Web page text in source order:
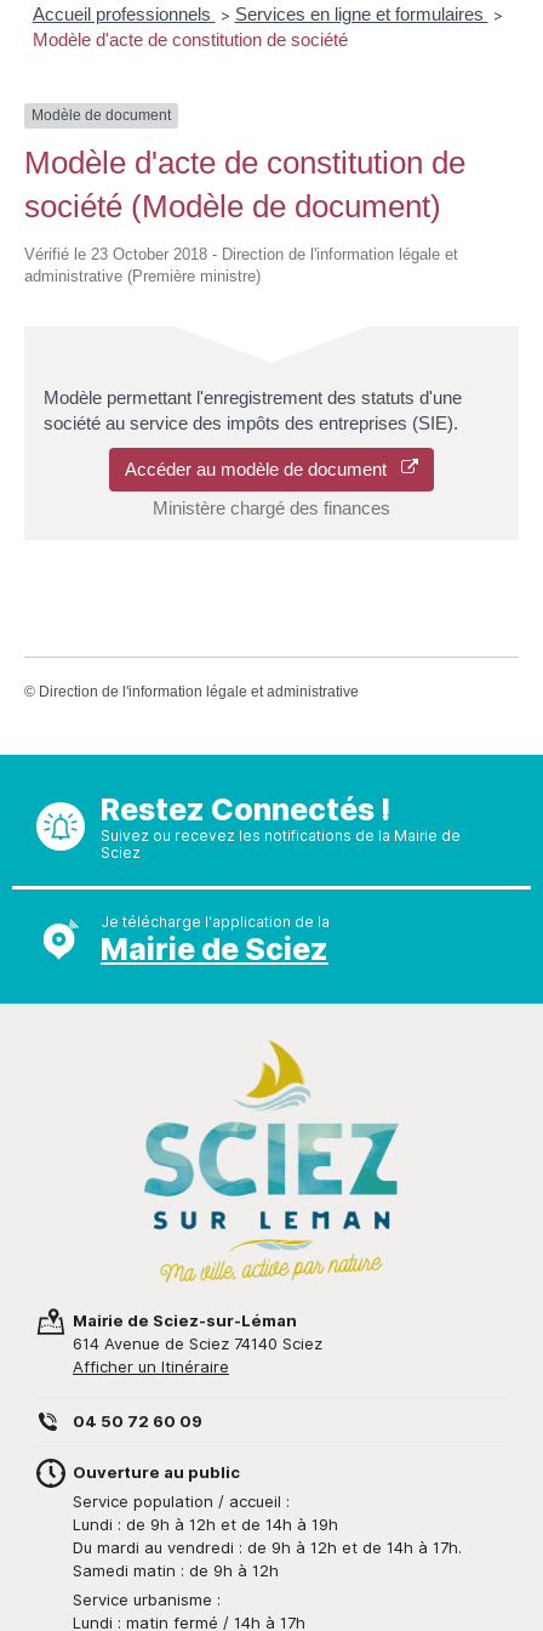
Accueil professionnels > Services en ligne et formulaires >
Modèle d'acte de constitution de société
Modèle de document
Modèle d'acte de constitution de
société (Modèle de document)
Vérifié le 23 October 2018 - Direction de l'information légale et
administrative (Première ministre)
Modèle permettant l'enregistrement des statuts d'une
société au service des impôts des entreprises (SIE).
Accéder au modèle de document
Ministère chargé des finances
© Direction de l'information légale et administrative
Restez Connectés !
Suivez ou recevez les notifications de la Mairie de
Sciez
Je télécharge l'application de la
Mairie de Sciez
Mairie de Sciez-sur-Léman
614 Avenue de Sciez 74140 Sciez
Afficher un Itinéraire
04 50 72 60 09
Ouverture au public
Service population / accueil :
Lundi : de 9h à 12h et de 14h à 19h
Du mardi au vendredi : de 9h à 12h et de 14h à 17h.
Samedi matin : de 9h à 12h
Service urbanisme :
Lundi : matin fermé / 14h à 17h